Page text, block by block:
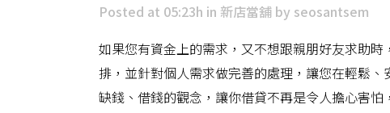
Posted at 05:23h in 新店當舖 by seosantsem
如果您有資金上的需求，又不想跟親朋好友求助時，
排，並針對個人需求做完善的處理，讓您在輕鬆
缺錢、借錢的觀念，讓你借貸不再是令人擔心害